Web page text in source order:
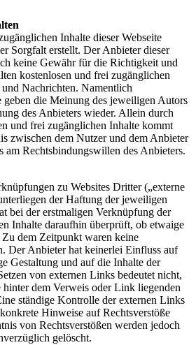
Inhalte dieser Webseite
Sorgfalt erstellt. Der Anbieter dieser
keine Gewähr für die Richtigkeit und
kostenlosen und frei zugänglichen
Nachrichten. Namentlich
geben die Meinung des jeweiligen Autors
des Anbieters wieder. Allein durch
und frei zugänglichen Inhalte kommt
zwischen dem Nutzer und dem Anbieter
am Rechtsbindungswillen des Anbieters.
zu Websites Dritter („externe
der Haftung der jeweiligen
bei der erstmaligen Verknüpfung der
Inhalte daraufhin überprüft, ob etwaige
Zu dem Zeitpunkt waren keine
Der Anbieter hat keinerlei Einfluss auf
Gestaltung und auf die Inhalte der
von externen Links bedeutet nicht,
hinter dem Verweis oder Link liegenden
ständige Kontrolle der externen Links
Hinweise auf Rechtsverstöße
von Rechtsverstößen werden jedoch
gelöscht.